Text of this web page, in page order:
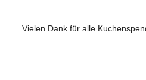
Vielen Dank für alle